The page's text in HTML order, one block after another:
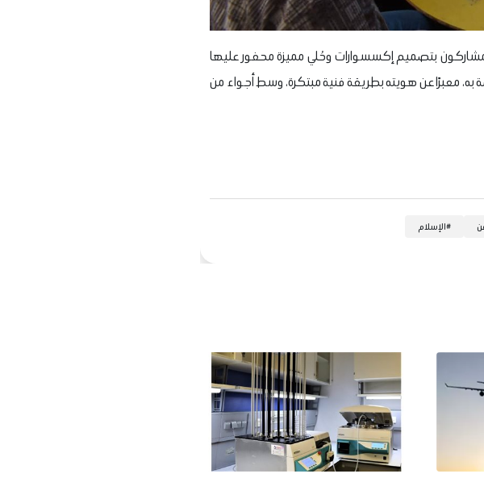
بتصميم إكسسوارات وحُلي مميزة محفور عليها
به، معبرًا عن هويته بطريقة فنية مبتكرة، وسط أجواء من
#الإسلام